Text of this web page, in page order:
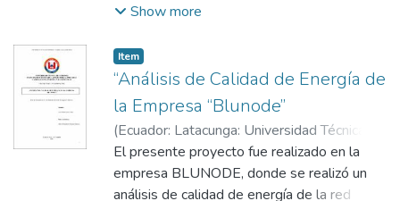
tecnologías de iluminación en alumbrado
simulaciones, con el fin de analizar su
comportamiento a la red eléctrica. Para ello,
se establece una metodología en la que se
analizaron luminarias de diversas
tecnologías y potencia, facilitadas por la
Empresa Eléctrica Provincial Cotopaxi S.A.
(ELEPCOSA), se realiza 16 pruebas con la
Show more
Item
“Análisis de Calidad de Energía de
la Empresa “Blunode”
(Ecuador: Latacunga: Universidad Técnica de
Cotopaxi (UTC),2025-03-20)Lema Patiño,
Ayliz Lilian;Pesantez Palacios, Gabriel
Napoleón
El presente proyecto fue realizado en la
empresa BLUNODE, donde se realizó un
análisis de calidad de energía de la red